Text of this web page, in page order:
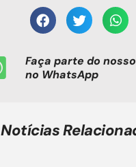
Faça parte do
no WhatsApp
Notícias